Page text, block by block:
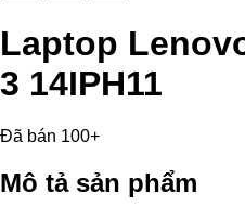
Laptop
3 14IPH11
Đã bán 100+
Mô tả sản phẩm